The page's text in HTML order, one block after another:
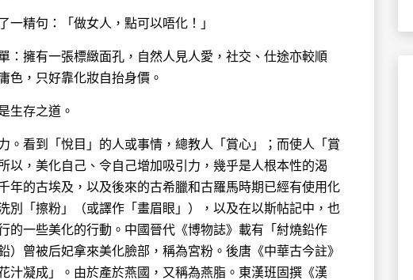
一精句：「做女人，點可以唔化！」
：擁有一張標緻面孔，自然人見人愛，社交、仕途亦較順
色，只好靠化妝自抬身價。
生存之道。
。看到「悅目」的人或事情，總教人「賞心」；而使人「賞
以，美化自己、令自己增加吸引力，幾乎是人根本性的渴
年的古埃及，以及後來的古希臘和古羅馬時期已經有使用化
別「擦粉」（或譯作「畫眉眼」），以及在以斯帖記中，也
的一些美化的行動。中國晉代《博物誌》載有「紂燒鉛作
）曾被后妃拿來美化臉部，稱為宮粉。後唐《中華古今註》
汁凝成」。由於產於燕國，又稱為燕脂。東漢班固撰《漢